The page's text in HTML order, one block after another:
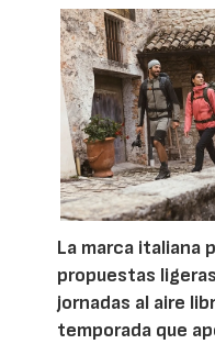
La marca italiana
propuestas
jornadas al aire
temporada que